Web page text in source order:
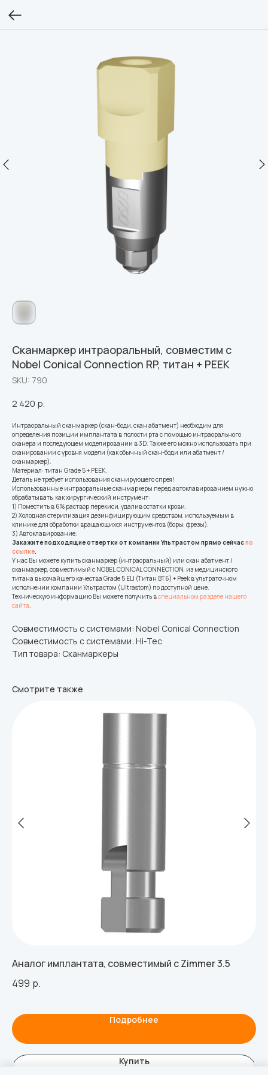
Сканмаркер интраоральный, совместим с
Nobel Conical Connection RP, титан + PEEK
SKU: 790
2 420 р.
Интраоральный сканмаркер (скан-боди, скан абатмент) необходим для
определения позиции имплантата в полости рта с помощью интраорального
сканера и последующем моделировании в 3D. Также его можно использовать при
сканировании с уровня модели (как обычный скан-боди или абатмент /
сканмаркер).
Материал: титан Grade 5 + PEEK.
Деталь не требует использования сканирующего спрея!
Использованные интраоральные сканмаркеры перед автоклавированием нужно
обрабатывать, как хирургический инструмент:
1) Поместить в 6% раствор перекиси, удалив остатки крови.
2) Холодная стерилизация дезинфицирующим средством, используемым в
клинике для обработки вращающихся инструментов (боры, фрезы).
3) Автоклавирование.
Закажите подходящие отвертки от компании Ультрастом прямо сейчаспо
ссылке.
У нас Вы можете купить сканмаркер (интраоральный) или скан абатмент /
сканмаркер, совместимый с NOBEL CONICAL CONNECTION, из медицинского
титана высочайшего качества Grade 5 ELI (Титан ВТ6) + Peek в ультраточном
исполнении компании Ультрастом (Ultrastom) по доступной цене.
Техническую информацию Вы можете получить вспециальном разделе нашего
сайта.
Совместимость с системами: Nobel Conical Connection
Совместимость с системами: Hi-Tec
Тип товара: Сканмаркеры
Смотрите также
Аналог имплантата, совместимый с Zimmer 3.5
499 р.
Подробнее
Купить